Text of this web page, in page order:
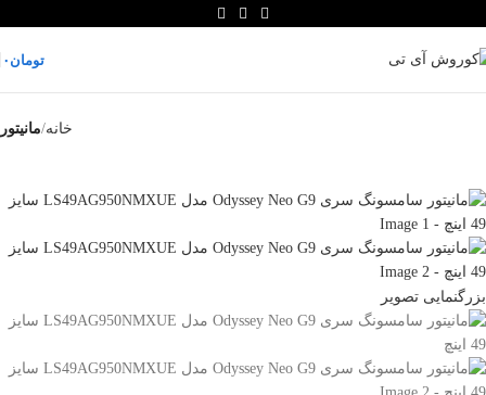
تومان ۰
خانه مانیتور
بزرگنمایی تصویر